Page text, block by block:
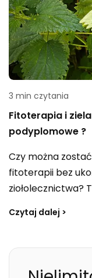
hormonalne, a
tym w obszarze
3 min czytania
Fitoterapia i
podyplomowe ?
Czy można
fitoterapii bez
ziołolecznictwa?
zastanawiają
Czytaj dalej >